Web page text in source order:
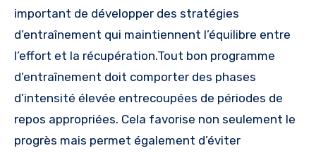
important de développer des stratégies
d’entraînement qui maintiennent l’équilibre entre
l’effort et la récupération.Tout bon programme
d’entraînement doit comporter des phases
d’intensité élevée entrecoupées de périodes de
repos appropriées. Cela favorise non seulement le
progrès mais permet également d’éviter